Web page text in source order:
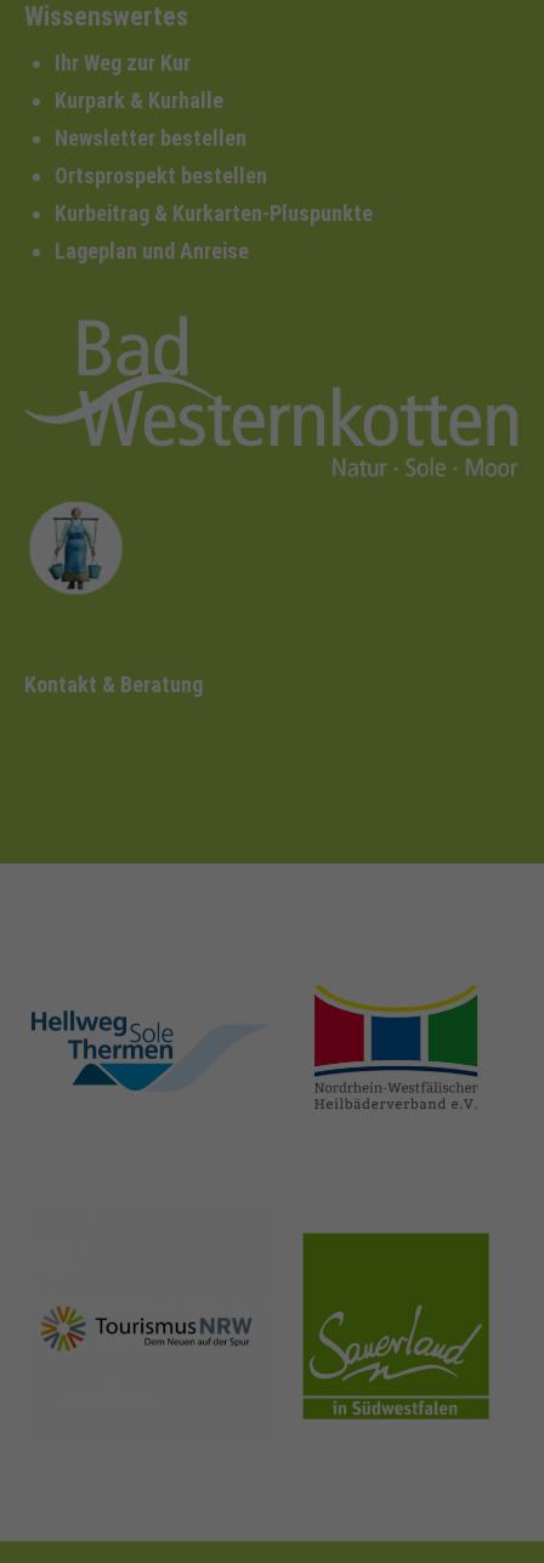
Wissenswertes
Ihr Weg zur Kur
Kurpark & Kurhalle
Newsletter bestellen
Ortsprospekt bestellen
Kurbeitrag & Kurkarten-Pluspunkte
Lageplan und Anreise
Kontakt & Beratung
hellweg-sole-
thermen.de
heilbaeder.de
nrw-
tourismus.de
sauerland.co
m